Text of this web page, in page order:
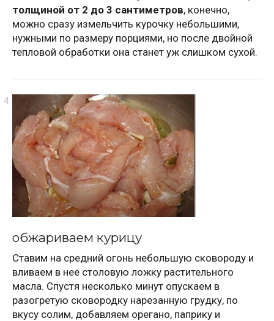
толщиной от 2 до 3 сантиметров, конечно,
можно сразу измельчить курочку небольшими,
нужными по размеру порциями, но после двойной
тепловой обработки она станет уж слишком сухой.
обжариваем курицу
Ставим на средний огонь небольшую сковороду и
вливаем в нее столовую ложку растительного
масла. Спустя несколько минут опускаем в
разогретую сковородку нарезанную грудку, по
вкусу солим, добавляем орегано, паприку и